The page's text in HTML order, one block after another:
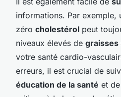
informations. Par exemple,
zéro cholestérol peut
niveaux élevés de graisses
votre santé cardio-
erreurs, il est crucial de
éducation de la santé et